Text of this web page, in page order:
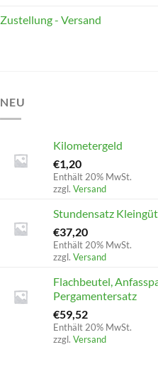
Zustellung - Versand
NEU
Kilometergeld
€1,20
Enthält 20% MwSt.
zzgl. Versand
Stundensatz
€37,20
Enthält 20% MwSt.
zzgl. Versand
Flachbeutel,
Pergamentersatz
€59,52
Enthält 20% MwSt.
zzgl. Versand